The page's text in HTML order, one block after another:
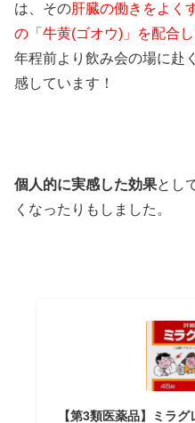
は、その肝臓の働きをよく
の「牛黄(ゴオウ)」を配合
年程前より飲み会の場に赴
感しています！
個人的に実感した効果とし
くなったりもしました。
【第3類医薬品】ミラ